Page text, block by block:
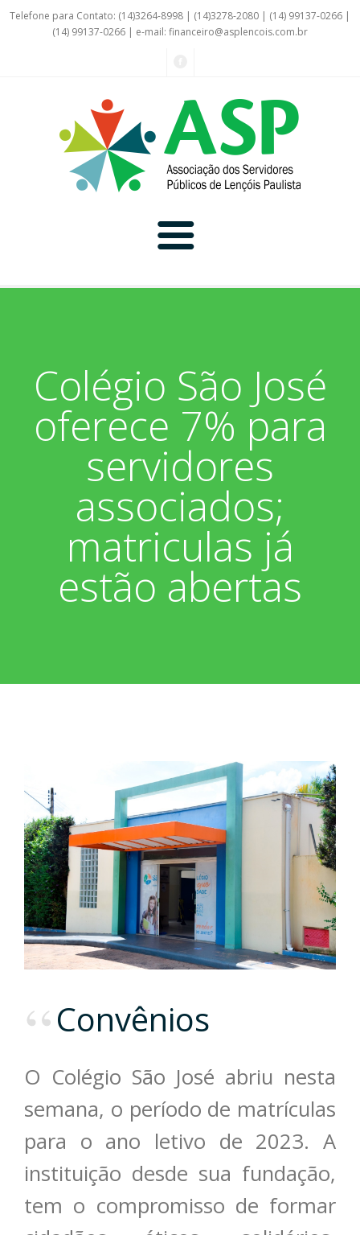
Telefone para Contato: (14)3264-8998 | (14)3278-2080 | (14) 99137-0266 |
(14) 99137-0266 | e-mail: financeiro@asplencois.com.br
Convênio Online
Fotos
Notícias
Vídeos
Associados
Aniversariantes
Boletim Informativo
Extrato do Cartão ASP
Nossos Convênios
Sobre
Diretoria
Nossa História
Colégio São José
oferece 7% para
servidores
associados;
matriculas já
estão abertas
Convênios
O Colégio São José abriu nesta
semana, o período de matrículas
para o ano letivo de 2023. A
instituição desde sua fundação,
tem o compromisso de formar